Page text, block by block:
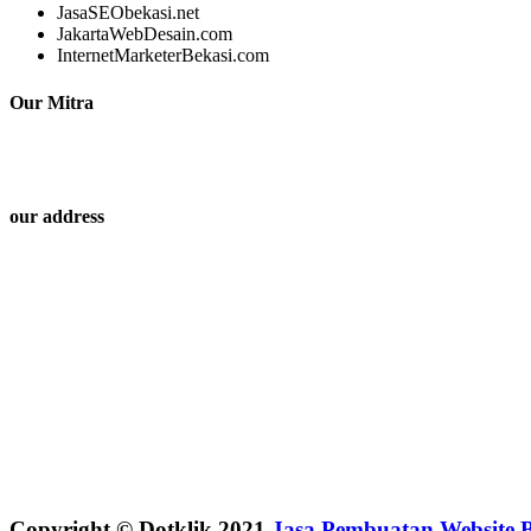
JasaSEObekasi.net
JakartaWebDesain.com
InternetMarketerBekasi.com
Our Mitra
our address